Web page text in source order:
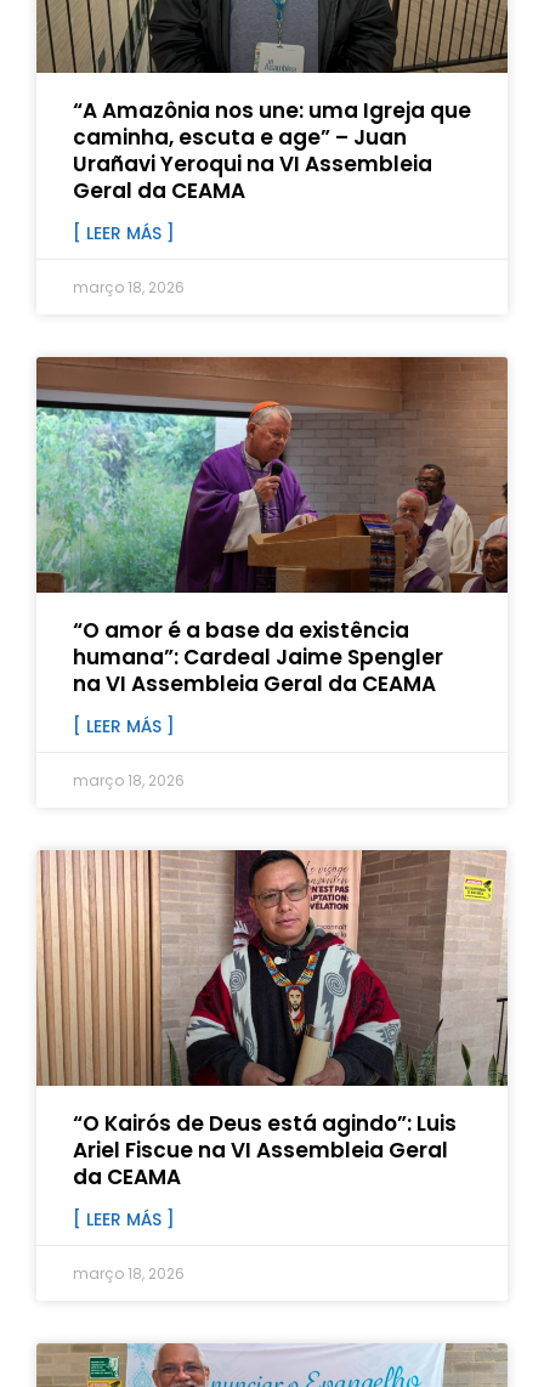
“A Amazônia nos une: uma Igreja que
caminha, escuta e age” – Juan
Urañavi Yeroqui na VI Assembleia
Geral da CEAMA
[ LEER MÁS ]
março 18, 2026
“O amor é a base da existência
humana”: Cardeal Jaime Spengler
na VI Assembleia Geral da CEAMA
[ LEER MÁS ]
março 18, 2026
“O Kairós de Deus está agindo”: Luis
Ariel Fiscue na VI Assembleia Geral
da CEAMA
[ LEER MÁS ]
março 18, 2026